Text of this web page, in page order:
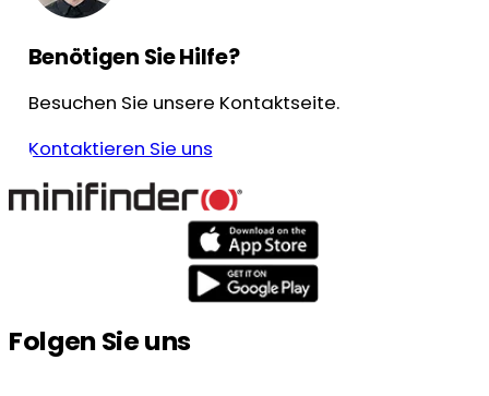
Benötigen Sie Hilfe?
Besuchen Sie unsere Kontaktseite.
Kontaktieren Sie uns
Folgen Sie uns